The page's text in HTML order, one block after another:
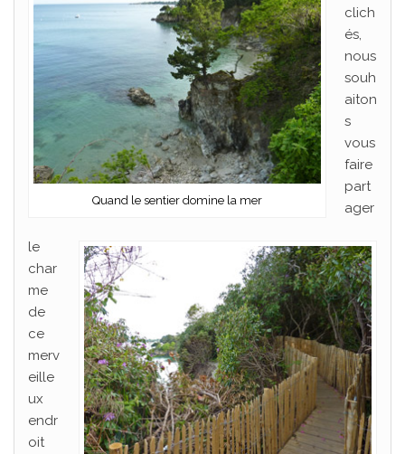
Quand le sentier domine la mer
clich
és,
nous
souh
aiton
s
vous
faire
part
ager
le
char
me
de
ce
merv
eille
ux
endr
oit